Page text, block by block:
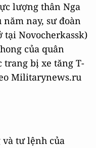
lượng thân Nga
nay, sư đoàn
tại Novocherkassk)
của quân
trang bị xe tăng T-
Militarynews.ru
tư lệnh của